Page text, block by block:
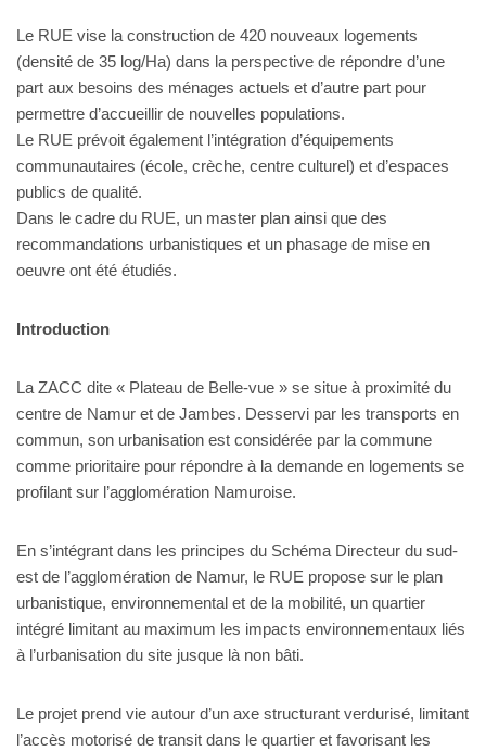
Le RUE vise la construction de 420 nouveaux logements
(densité de 35 log/Ha) dans la perspective de répondre d’une
part aux besoins des ménages actuels et d’autre part pour
permettre d’accueillir de nouvelles populations.
Le RUE prévoit également l’intégration d’équipements
communautaires (école, crèche, centre culturel) et d’espaces
publics de qualité.
Dans le cadre du RUE, un master plan ainsi que des
recommandations urbanistiques et un phasage de mise en
oeuvre ont été étudiés.
Introduction
La ZACC dite « Plateau de Belle-vue » se situe à proximité du
centre de Namur et de Jambes. Desservi par les transports en
commun, son urbanisation est considérée par la commune
comme prioritaire pour répondre à la demande en logements se
profilant sur l’agglomération Namuroise.
En s’intégrant dans les principes du Schéma Directeur du sud-
est de l’agglomération de Namur, le RUE propose sur le plan
urbanistique, environnemental et de la mobilité, un quartier
intégré limitant au maximum les impacts environnementaux liés
à l’urbanisation du site jusque là non bâti.
Le projet prend vie autour d’un axe structurant verdurisé, limitant
l’accès motorisé de transit dans le quartier et favorisant les